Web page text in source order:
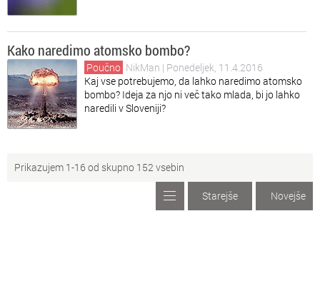
Kako naredimo atomsko bombo?
Poučno NikMan | Ponedeljek, 11.4.2016
Kaj vse potrebujemo, da lahko naredimo atomsko
bombo? Ideja za njo ni več tako mlada, bi jo lahko
naredili v Sloveniji?
Prikazujem 1-16 od skupno 152 vsebin
Novejše
Starejše